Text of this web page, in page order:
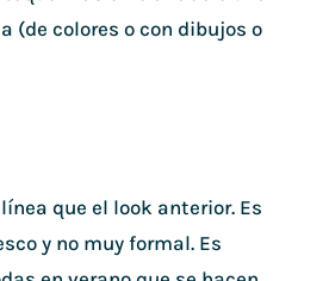
(de colores o con dibujos o
que el look anterior. Es
y no muy formal. Es